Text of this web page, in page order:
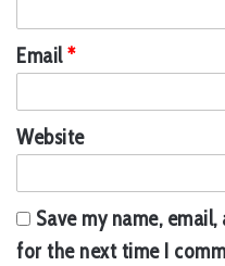
Email*
Website
Save my name,
for the next time I